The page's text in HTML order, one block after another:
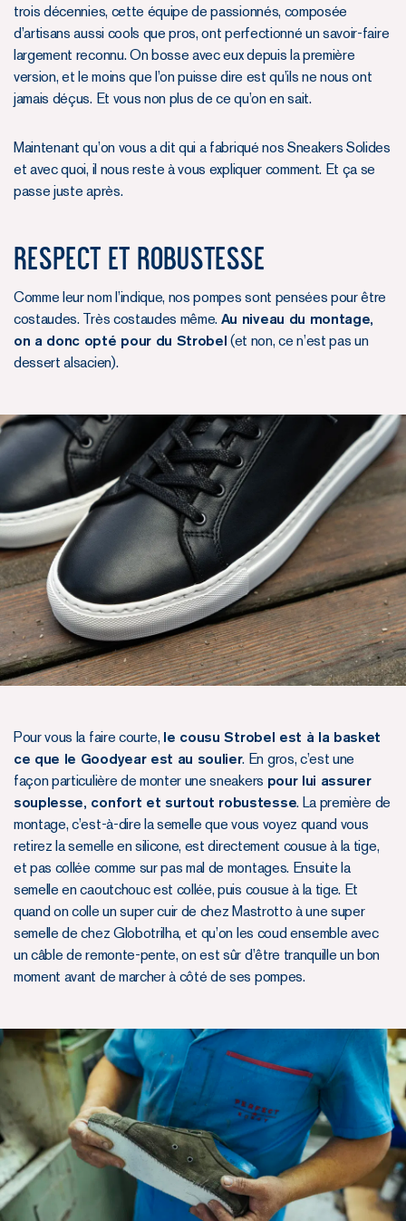
trois décennies, cette équipe de passionnés, composée
d’artisans aussi cools que pros, ont perfectionné un savoir-faire
largement reconnu. On bosse avec eux depuis la première
version, et le moins que l’on puisse dire est qu’ils ne nous ont
jamais déçus. Et vous non plus de ce qu’on en sait.
Maintenant qu’on vous a dit qui a fabriqué nos Sneakers Solides
et avec quoi, il nous reste à vous expliquer comment. Et ça se
passe juste après.
RESPECT ET ROBUSTESSE
Comme leur nom l’indique, nos pompes sont pensées pour être
costaudes. Très costaudes même. Au niveau du montage,
on a donc opté pour du Strobel (et non, ce n’est pas un
dessert alsacien).
Pour vous la faire courte, le cousu Strobel est à la basket
ce que le Goodyear est au soulier. En gros, c’est une
façon particulière de monter une sneakers pour lui assurer
souplesse, confort et surtout robustesse. La première de
montage, c’est-à-dire la semelle que vous voyez quand vous
retirez la semelle en silicone, est directement cousue à la tige,
et pas collée comme sur pas mal de montages. Ensuite la
semelle en caoutchouc est collée, puis cousue à la tige. Et
quand on colle un super cuir de chez Mastrotto à une super
semelle de chez Globotrilha, et qu’on les coud ensemble avec
un câble de remonte-pente, on est sûr d’être tranquille un bon
moment avant de marcher à côté de ses pompes.